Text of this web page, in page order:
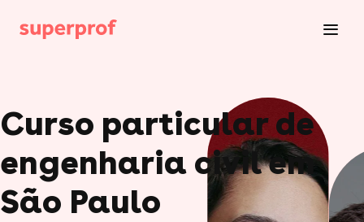
Curso particular de
engenharia civil em
São Paulo